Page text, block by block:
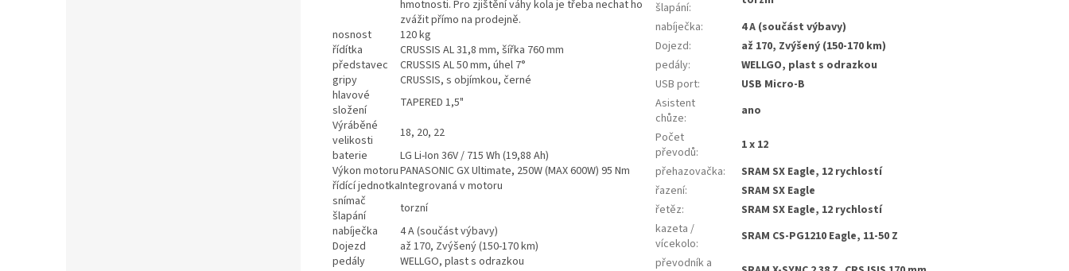
hmotnosti. Pro zjištění váhy kola je třeba nechat ho
zvážit přímo na prodejně.
nosnost
120 kg
řídítka
CRUSSIS AL 31,8 mm, šířka 760 mm
představec
CRUSSIS AL 50 mm, úhel 7°
gripy
CRUSSIS, s objímkou, černé
hlavové
složení
TAPERED 1,5"
Výráběné
velikosti
18, 20, 22
baterie
LG Li-Ion 36V / 715 Wh (19,88 Ah)
Výkon motoruPANASONIC GX Ultimate, 250W (MAX 600W) 95 Nm
řídící jednotkaIntegrovaná v motoru
snímač
šlapání
torzní
nabíječka
4 A (součást výbavy)
Dojezd
až 170, Zvýšený (150-170 km)
pedály
WELLGO, plast s odrazkou
šlapání:
nabíječka:
4 A (součást výbavy)
Dojezd:
až 170, Zvýšený (150-170 km)
pedály:
WELLGO, plast s odrazkou
USB port:
USB Micro-B
Asistent
chůze:
ano
Počet
převodů:
1 x 12
přehazovačka:
SRAM SX Eagle, 12 rychlostí
řazení:
SRAM SX Eagle
řetěz:
SRAM SX Eagle, 12 rychlostí
kazeta /
vícekolo:
SRAM CS-PG1210 Eagle, 11-50 Z
převodník a